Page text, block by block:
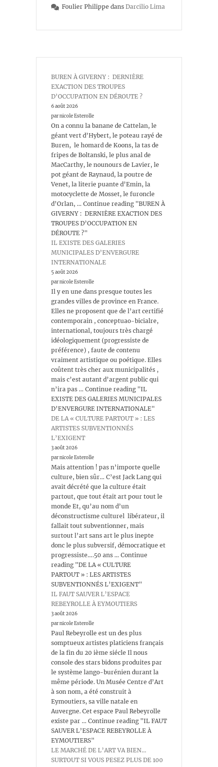
Foulier Philippe dans Darcilio Lima
BUREN À GIVERNY : DERNIÈRE
EXACTION DES TROUPES
D’OCCUPATION EN DÉROUTE ?
6 août 2026
par nicole Esterolle
On a connu la banane de Cattelan, le
géant vert d’Hybert, le poteau rayé de
Buren, le homard de Koons, la tas de
fripes de Boltanski, le plus anal de
MacCarthy, le nounours de Lavier, le
pot géant de Raynaud, la poutre de
Venet, la literie puante d’Emin, la
motocyclette de Mosset, le furoncle
d’Orlan, … Continue reading "BUREN À
GIVERNY : DERNIÈRE EXACTION DES
TROUPES D’OCCUPATION EN
DÉROUTE ?"
IL EXISTE DES GALERIES
MUNICIPALES D’ENVERGURE
INTERNATIONALE
5 août 2026
par nicole Esterolle
Il y en une dans presque toutes les
grandes villes de province en France.
Elles ne proposent que de l’art certifié
contemporain , conceptuao-bicialre,
international, toujours très chargé
idéologiquement (progressiste de
préférence) , faute de contenu
vraiment artistique ou poétique. Elles
coûtent très cher aux municipalités ,
mais c’est autant d’argent public qui
n’ira pas … Continue reading "IL
EXISTE DES GALERIES MUNICIPALES
D’ENVERGURE INTERNATIONALE"
DE LA « CULTURE PARTOUT » : LES
ARTISTES SUBVENTIONNÉS
L’EXIGENT
3 août 2026
par nicole Esterolle
Mais attention ! pas n’importe quelle
culture, bien sûr… C’est Jack Lang qui
avait décrété que la culture était
partout, que tout était art pour tout le
monde Et, qu’au nom d’un
déconstructisme culturel libérateur, il
fallait tout subventionner, mais
surtout l’art sans art le plus inepte
donc le plus subversif, démocratique et
progressiste….50 ans … Continue
reading "DE LA « CULTURE
PARTOUT » : LES ARTISTES
SUBVENTIONNÉS L’EXIGENT"
IL FAUT SAUVER L’ESPACE
REBEYROLLE À EYMOUTIERS
3 août 2026
par nicole Esterolle
Paul Rebeyrolle est un des plus
somptueux artistes platiciens français
de la fin du 20 ième siécle Il nous
console des stars bidons produites par
le système lango-burénien durant la
même période. Un Musée Centre d’Art
à son nom, a été construit à
Eymoutiers, sa ville natale en
Auvergne. Cet espace Paul Rebeyrolle
existe par … Continue reading "IL FAUT
SAUVER L’ESPACE REBEYROLLE À
EYMOUTIERS"
LE MARCHÉ DE L’ART VA BIEN…
SURTOUT SI VOUS PESEZ PLUS DE 100